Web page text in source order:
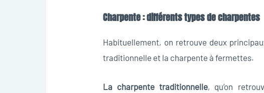
Charpente : différents types de charpentes
Habituellement, on retrouve deux
traditionnelle et la charpente à fermettes.
La charpente traditionnelle, qu’on